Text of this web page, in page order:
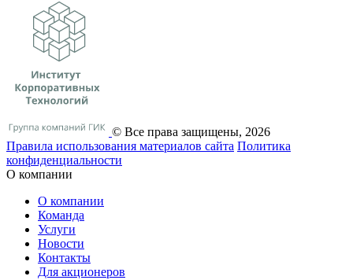
© Все права защищены, 2026
Правила использования материалов сайта Политика
конфиденциальности
О компании
О компании
Команда
Услуги
Новости
Контакты
Для акционеров